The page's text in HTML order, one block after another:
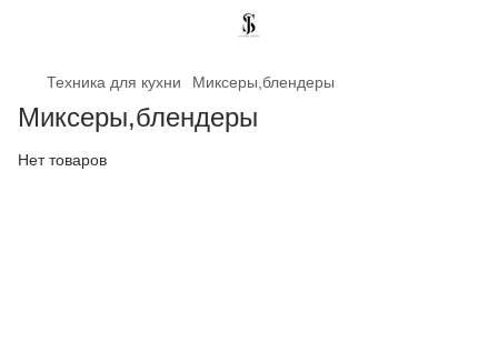
Техника для кухни Миксеры,блендеры
Миксеры,блендеры
Нет товаров